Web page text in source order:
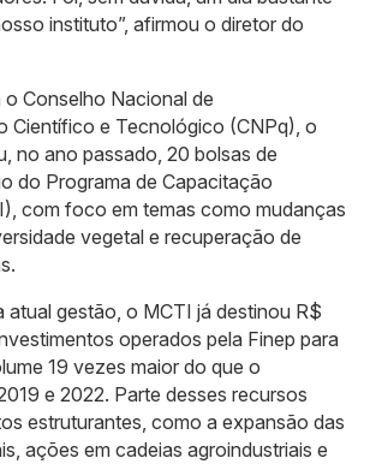
instituto”, afirmou o diretor do
o Conselho Nacional de
Científico e Tecnológico (CNPq), o
no ano passado, 20 bolsas de
do Programa de Capacitação
com foco em temas como mudanças
vegetal e recuperação de
atual gestão, o MCTI já destinou R$
operados pela Finep para
19 vezes maior do que o
e 2022. Parte desses recursos
estruturantes, como a expansão das
ações em cadeias agroindustriais e